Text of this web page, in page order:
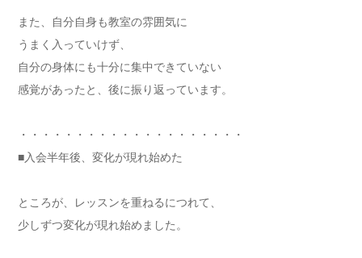
また、自分自身も教室の雰囲気に
うまく入っていけず、
自分の身体にも十分に集中できていない
感覚があったと、後に振り返っています。
・・・・・・・・・・・・・・・・・・・・
■入会半年後、変化が現れ始めた
ところが、レッスンを重ねるにつれて、
少しずつ変化が現れ始めました。